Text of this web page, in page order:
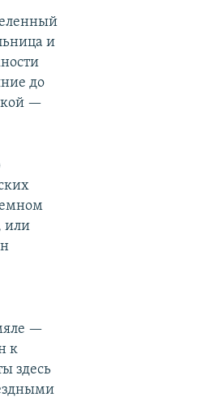
и
до
—
или
—
к
здесь